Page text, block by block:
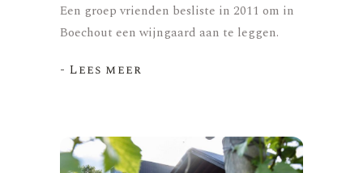
Een groep vrienden besliste in 2011 om in
Boechout een wijngaard aan te leggen.
- Lees meer